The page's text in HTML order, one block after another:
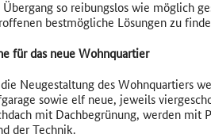
Übergang so reibungslos wie möglich
bestmögliche Lösungen zu
für das neue Wohnquartier
Neugestaltung des Wohnquartiers
sowie elf neue, jeweils
mit Dachbegrünung, werden mit
der Technik.